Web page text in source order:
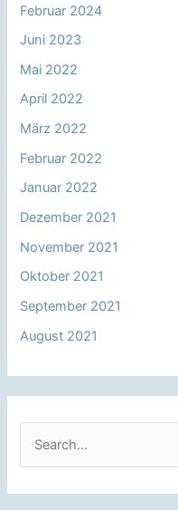
Februar 2024
Juni 2023
Mai 2022
April 2022
März 2022
Februar 2022
Januar 2022
Dezember 2021
November 2021
Oktober 2021
September 2021
August 2021